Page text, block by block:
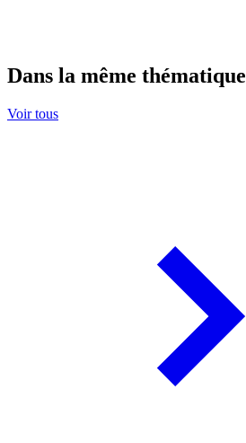
Dans la même thématique
Voir tous